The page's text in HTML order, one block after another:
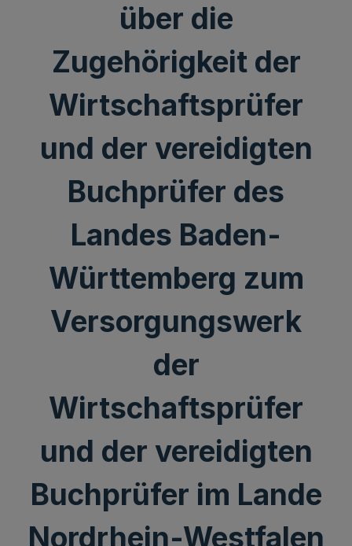
über die
Zugehörigkeit der
Wirtschaftsprüfer
und der vereidigten
Buchprüfer des
Landes Baden-
Württemberg zum
Versorgungswerk
der
Wirtschaftsprüfer
und der vereidigten
Buchprüfer im Lande
Nordrhein-Westfalen